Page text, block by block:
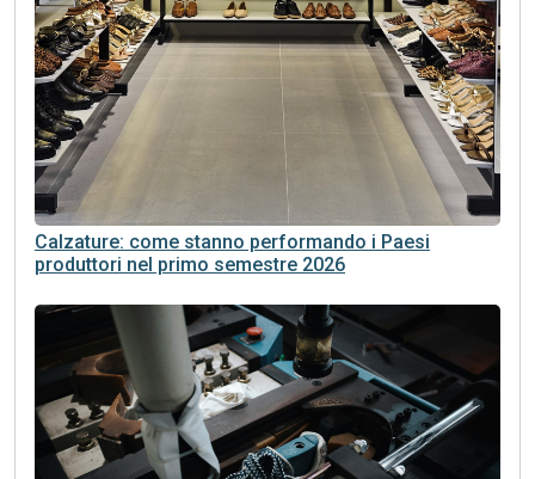
Calzature: come stanno performando i Paesi
produttori nel primo semestre 2026